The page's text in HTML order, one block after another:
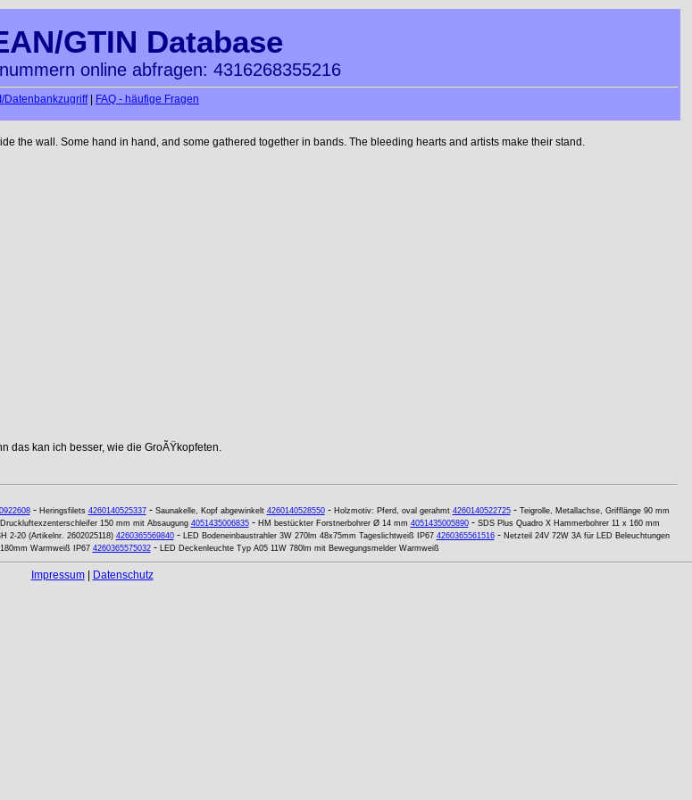
GTIN Database
online abfragen: 4316268355216
Datenbankzugriff| FAQ - häufige Fragen
the wall. Some hand in hand, and some gathered together in bands. The bleeding hearts and artists make their stand.
das kan ich besser, wie die GroÃŸkopfeten.
- Heringsfilets 4260140525337- Saunakelle, Kopf abgewinkelt 4260140528550- Holzmotiv: Pferd, oval gerahmt 4260140522725- Teigrolle, Metallachse, Grifflänge 90 mm
Druckluftexzenterschleifer 150 mm mit Absaugung 4051435006835- HM bestückter Forstnerbohrer Ø 14 mm 4051435005890- SDS Plus Quadro X Hammerbohrer 11 x 160 mm
2-20 (Artikelnr. 2602025118) 4260365569840- LED Bodeneinbaustrahler 3W 270lm 48x75mm Tageslichtweiß IP67 4260365561516- Netzteil 24V 72W 3A für LED Beleuchtungen
Warmweiß IP67 4260365575032- LED Deckenleuchte Typ A05 11W 780lm mit Bewegungsmelder Warmweiß
Impressum| Datenschutz